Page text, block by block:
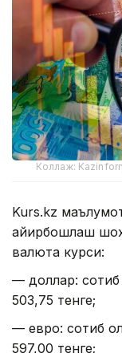
Коллаж:
Kurs.kz
айирбошлаш
валюта курси:
— доллар:
503,75 тенге;
— евро: сотиб
597,00 тенге;